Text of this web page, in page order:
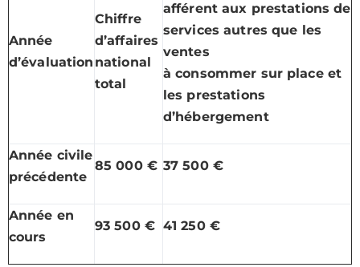
Année
d’évaluation
Chiffre
d’affaires
national
total
afférent aux prestations de
services autres que les
ventes
à consommer sur place et
les prestations
d’hébergement
Année civile
précédente
85 000 € 37 500 €
Année en
cours
93 500 € 41 250 €